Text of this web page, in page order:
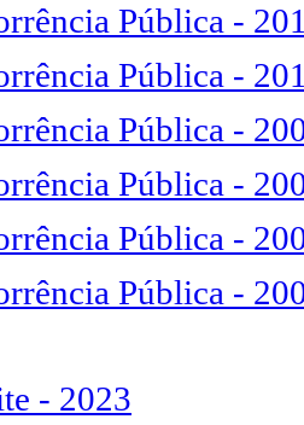
Pública -
Pública -
Pública -
Pública -
Pública -
Pública -
- 2023